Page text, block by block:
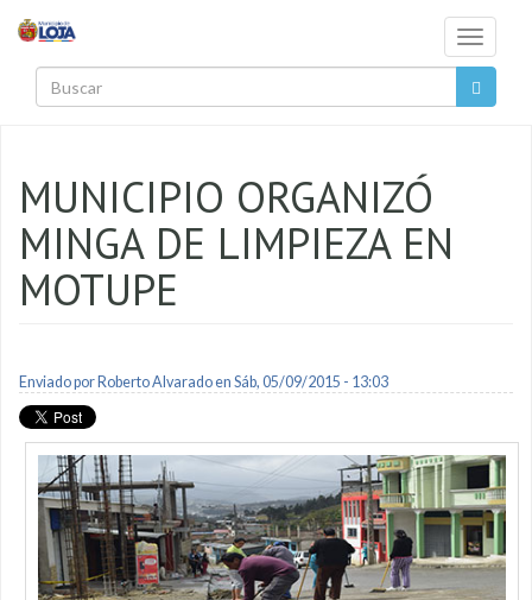
Toggle
MUNICIPIO ORGANIZÓ
MINGA DE LIMPIEZA EN
MOTUPE
Enviado por Roberto Alvaradoen Sáb, 05/09/2015 - 13:03